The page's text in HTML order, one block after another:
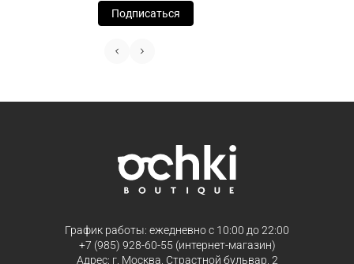
Подписаться
График работы: ежедневно с 10:00 до 22:00
+7 (985) 928-60-55 (интернет-магазин)
Адрес: г. Москва, Страстной бульвар, 2